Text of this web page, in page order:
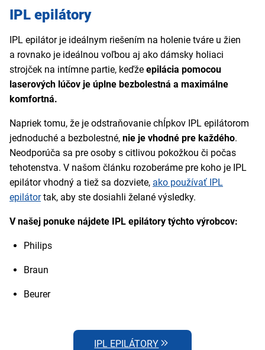
IPL epilátory
IPL epilátor je ideálnym riešením na holenie tváre u žien
a rovnako je ideálnou voľbou aj ako dámsky holiaci
strojček na intímne partie, keďže epilácia pomocou
laserových lúčov je úplne bezbolestná a maximálne
komfortná.
Napriek tomu, že je odstraňovanie chĺpkov IPL epilátorom
jednoduché a bezbolestné, nie je vhodné pre každého.
Neodporúča sa pre osoby s citlivou pokožkou či počas
tehotenstva. V našom článku rozoberáme pre koho je IPL
epilátor vhodný a tiež sa dozviete, ako používať IPL
epilátortak, aby ste dosiahli želané výsledky.
V našej ponuke nájdete IPL epilátory týchto výrobcov:
Philips
Braun
Beurer
IPL EPILÁTORY